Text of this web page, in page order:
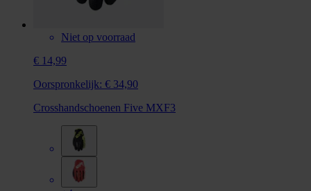
Niet op voorraad
€ 14,99
Oorspronkelijk: € 34,90
Crosshandschoenen Five MXF3